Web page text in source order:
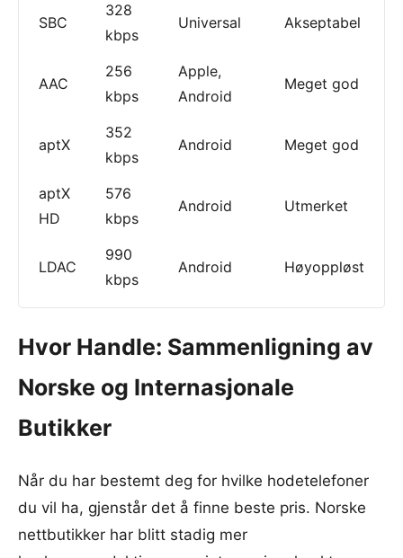
SBC
328
kbps
Universal Akseptabel
AAC
256
kbps
Apple,
Android
Meget god
aptX
352
kbps
Android Meget god
aptX
HD
576
kbps
Android Utmerket
LDAC
990
kbps
Android Høyoppløst
Hvor Handle: Sammenligning av
Norske og Internasjonale
Butikker
Når du har bestemt deg for hvilke hodetelefoner
du vil ha, gjenstår det å finne beste pris. Norske
nettbutikker har blitt stadig mer